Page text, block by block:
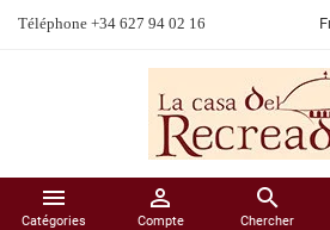
Téléphone +34 627 94 02 16

Catégories

Compte

Chercher